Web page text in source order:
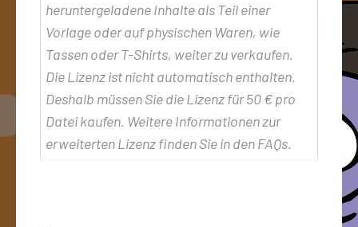
heruntergeladene Inhalte als Teil einer
Vorlage oder auf physischen Waren, wie
Tassen oder T-Shirts, weiter zu verkaufen.
Die Lizenz ist nicht automatisch enthalten.
Deshalb müssen Sie die Lizenz für 50 € pro
Datei kaufen. Weitere Informationen zur
erweiterten Lizenz finden Sie in den FAQs.